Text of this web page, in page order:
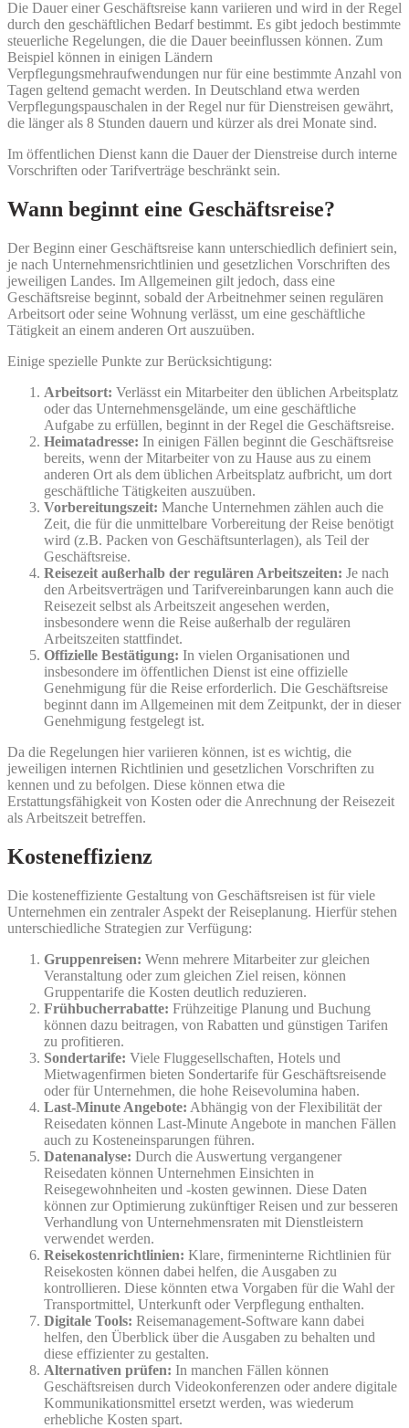
Die Dauer einer Geschäftsreise kann variieren und wird in der Regel
durch den geschäftlichen Bedarf bestimmt. Es gibt jedoch bestimmte
steuerliche Regelungen, die die Dauer beeinflussen können. Zum
Beispiel können in einigen Ländern
Verpflegungsmehraufwendungen nur für eine bestimmte Anzahl von
Tagen geltend gemacht werden. In Deutschland etwa werden
Verpflegungspauschalen in der Regel nur für Dienstreisen gewährt,
die länger als 8 Stunden dauern und kürzer als drei Monate sind.
Im öffentlichen Dienst kann die Dauer der Dienstreise durch interne
Vorschriften oder Tarifverträge beschränkt sein.
Wann beginnt eine Geschäftsreise?
Der Beginn einer Geschäftsreise kann unterschiedlich definiert sein,
je nach Unternehmensrichtlinien und gesetzlichen Vorschriften des
jeweiligen Landes. Im Allgemeinen gilt jedoch, dass eine
Geschäftsreise beginnt, sobald der Arbeitnehmer seinen regulären
Arbeitsort oder seine Wohnung verlässt, um eine geschäftliche
Tätigkeit an einem anderen Ort auszuüben.
Einige spezielle Punkte zur Berücksichtigung:
Arbeitsort: Verlässt ein Mitarbeiter den üblichen Arbeitsplatz
oder das Unternehmensgelände, um eine geschäftliche
Aufgabe zu erfüllen, beginnt in der Regel die Geschäftsreise.
Heimatadresse: In einigen Fällen beginnt die Geschäftsreise
bereits, wenn der Mitarbeiter von zu Hause aus zu einem
anderen Ort als dem üblichen Arbeitsplatz aufbricht, um dort
geschäftliche Tätigkeiten auszuüben.
Vorbereitungszeit: Manche Unternehmen zählen auch die
Zeit, die für die unmittelbare Vorbereitung der Reise benötigt
wird (z.B. Packen von Geschäftsunterlagen), als Teil der
Geschäftsreise.
Reisezeit außerhalb der regulären Arbeitszeiten: Je nach
den Arbeitsverträgen und Tarifvereinbarungen kann auch die
Reisezeit selbst als Arbeitszeit angesehen werden,
insbesondere wenn die Reise außerhalb der regulären
Arbeitszeiten stattfindet.
Offizielle Bestätigung: In vielen Organisationen und
insbesondere im öffentlichen Dienst ist eine offizielle
Genehmigung für die Reise erforderlich. Die Geschäftsreise
beginnt dann im Allgemeinen mit dem Zeitpunkt, der in dieser
Genehmigung festgelegt ist.
Da die Regelungen hier variieren können, ist es wichtig, die
jeweiligen internen Richtlinien und gesetzlichen Vorschriften zu
kennen und zu befolgen. Diese können etwa die
Erstattungsfähigkeit von Kosten oder die Anrechnung der Reisezeit
als Arbeitszeit betreffen.
Kosteneffizienz
Die kosteneffiziente Gestaltung von Geschäftsreisen ist für viele
Unternehmen ein zentraler Aspekt der Reiseplanung. Hierfür stehen
unterschiedliche Strategien zur Verfügung:
Gruppenreisen: Wenn mehrere Mitarbeiter zur gleichen
Veranstaltung oder zum gleichen Ziel reisen, können
Gruppentarife die Kosten deutlich reduzieren.
Frühbucherrabatte: Frühzeitige Planung und Buchung
können dazu beitragen, von Rabatten und günstigen Tarifen
zu profitieren.
Sondertarife: Viele Fluggesellschaften, Hotels und
Mietwagenfirmen bieten Sondertarife für Geschäftsreisende
oder für Unternehmen, die hohe Reisevolumina haben.
Last-Minute Angebote: Abhängig von der Flexibilität der
Reisedaten können Last-Minute Angebote in manchen Fällen
auch zu Kosteneinsparungen führen.
Datenanalyse: Durch die Auswertung vergangener
Reisedaten können Unternehmen Einsichten in
Reisegewohnheiten und -kosten gewinnen. Diese Daten
können zur Optimierung zukünftiger Reisen und zur besseren
Verhandlung von Unternehmensraten mit Dienstleistern
verwendet werden.
Reisekostenrichtlinien: Klare, firmeninterne Richtlinien für
Reisekosten können dabei helfen, die Ausgaben zu
kontrollieren. Diese könnten etwa Vorgaben für die Wahl der
Transportmittel, Unterkunft oder Verpflegung enthalten.
Digitale Tools: Reisemanagement-Software kann dabei
helfen, den Überblick über die Ausgaben zu behalten und
diese effizienter zu gestalten.
Alternativen prüfen: In manchen Fällen können
Geschäftsreisen durch Videokonferenzen oder andere digitale
Kommunikationsmittel ersetzt werden, was wiederum
erhebliche Kosten spart.